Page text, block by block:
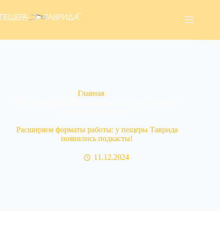
к
сути
Главная
Расширяем форматы работы: у пещеры Таврида
появились подкасты!
11.12.2024